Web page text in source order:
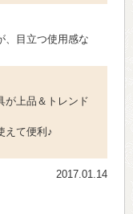
、目立つ使用感な
が上品＆トレンド
えて便利♪
2017.01.14